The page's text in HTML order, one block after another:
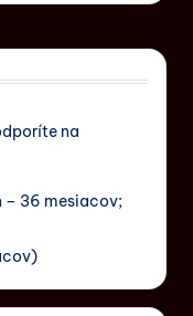
na
– 36 mesiacov;